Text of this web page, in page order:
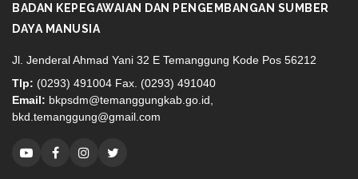
BADAN KEPEGAWAIAN DAN PENGEMBANGAN SUMBER
DAYA MANUSIA
Jl. Jenderal Ahmad Yani 32 E Temanggung Kode Pos 56212
Tlp: (0293) 491004 Fax. (0293) 491040
Email: bkpsdm@temanggungkab.go.id,
bkd.temanggung@gmail.com